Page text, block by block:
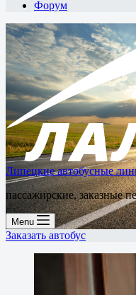
Форум
Липецкие автобусные
пассажирские, заказные
Menu
Заказать автобус